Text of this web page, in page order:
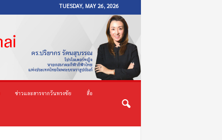
TUESDAY, MAY 26, 2026
ข่าวและสารจากวันทรงชัย สื่อ